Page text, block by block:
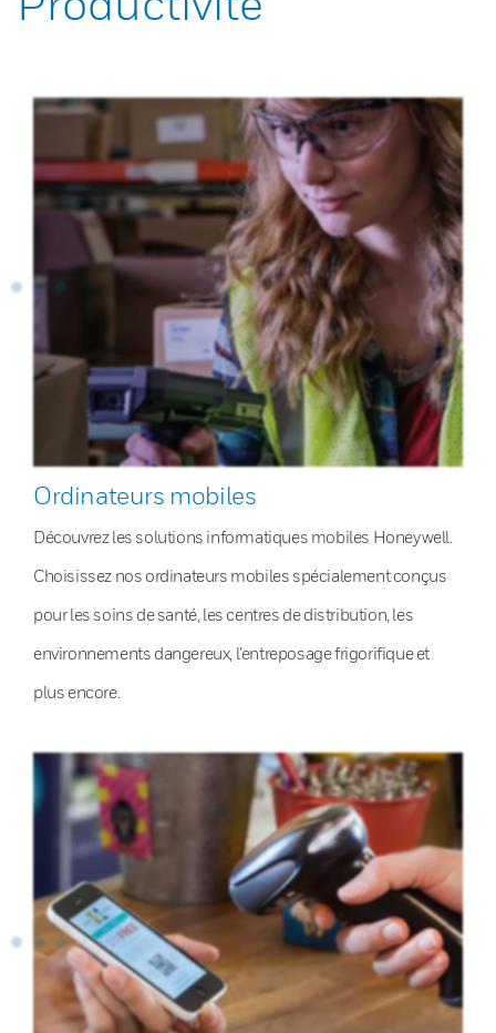
Ordinateurs mobiles
Découvrez les solutions informatiques mobiles Honeywell.
Choisissez nos ordinateurs mobiles spécialement conçus
pour les soins de santé, les centres de distribution, les
environnements dangereux, l’entreposage frigorifique et
plus encore.